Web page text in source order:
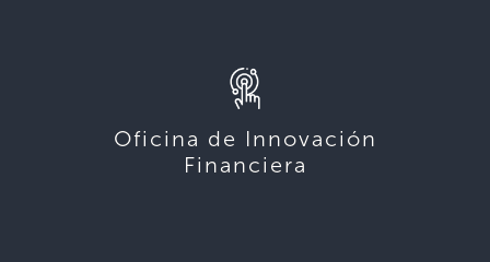
Oficina de Innovación
Financiera